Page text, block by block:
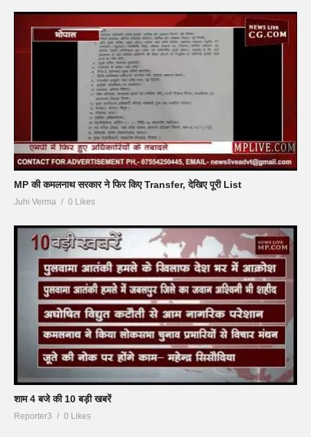
MP की कमलनाथ सरकार ने फिर किए Transfer, देखिए पूरी List
Juhi Verma 0 Likes
शाम 4 बजे की 10 बड़ी खबरें
Reporter3 0 Likes